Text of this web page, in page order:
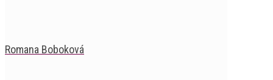
Romana Boboková